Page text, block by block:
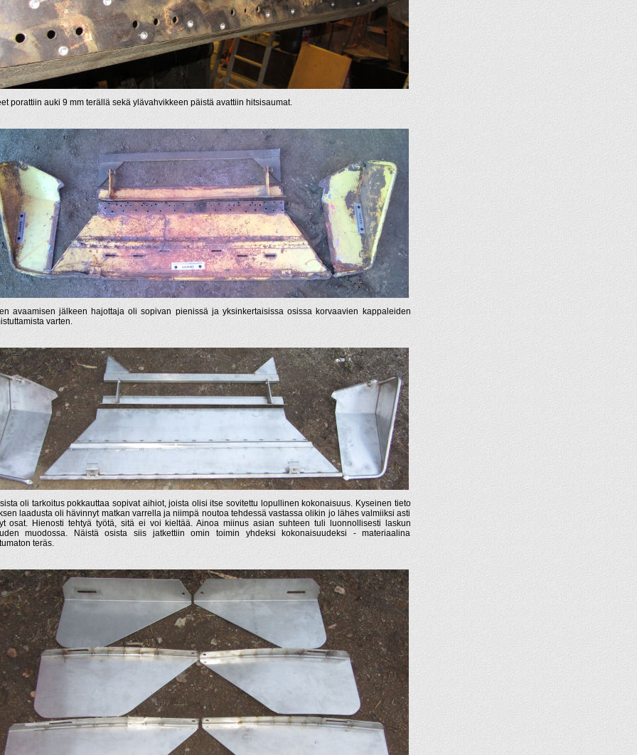
porattiin auki 9 mm terällä sekä ylävahvikkeen päistä avattiin hitsisaumat.
avaamisen jälkeen hajottaja oli sopivan pienissä ja yksinkertaisissa osissa korvaavien kappaleiden
varten.
oli tarkoitus pokkauttaa sopivat aihiot, joista olisi itse sovitettu lopullinen kokonaisuus. Kyseinen tieto
laadusta oli hävinnyt matkan varrella ja niimpä noutoa tehdessä vastassa olikin jo lähes valmiiksi asti
osat. Hienosti tehtyä työtä, sitä ei voi kieltää. Ainoa miinus asian suhteen tuli luonnollisesti laskun
muodossa. Näistä osista siis jatkettiin omin toimin yhdeksi kokonaisuudeksi - materiaalina
teräs.